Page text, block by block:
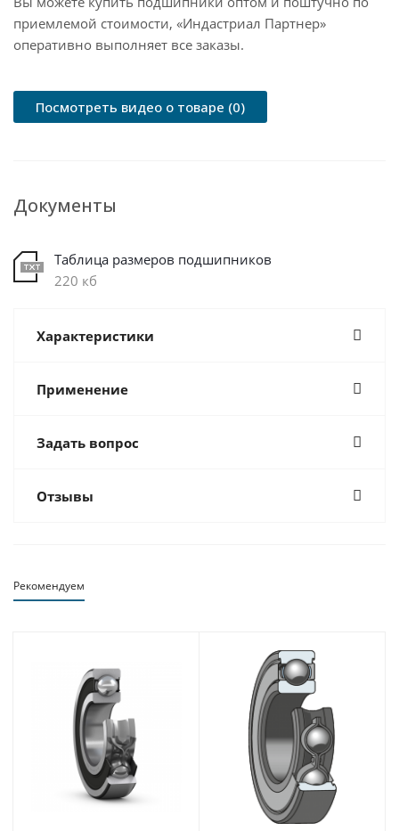
приемлемой стоимости, «Индастриал Партнер»
оперативно выполняет все заказы.
Посмотреть видео о товаре (0)
Документы
Таблица размеров подшипников
220 кб
Характеристики
Применение
Задать вопрос
Отзывы
Рекомендуем